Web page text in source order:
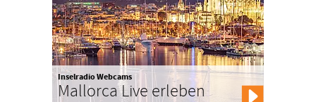
Inselradio Webcams
Mallorca Live erleben